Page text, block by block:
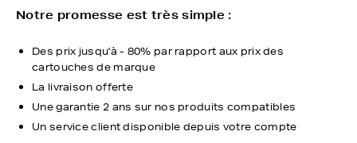
Notre promesse est très simple :
Des prix jusqu'à - 80% par rapport aux prix des
cartouches de marque
La livraison offerte
Une garantie 2 ans sur nos produits compatibles
Un service client disponible depuis votre compte